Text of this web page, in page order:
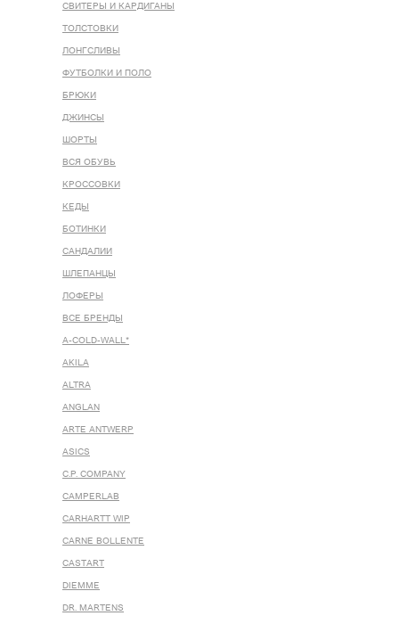
СВИТЕРЫ И КАРДИГАНЫ
ТОЛСТОВКИ
ЛОНГСЛИВЫ
ФУТБОЛКИ И ПОЛО
БРЮКИ
ДЖИНСЫ
ШОРТЫ
ВСЯ ОБУВЬ
КРОССОВКИ
КЕДЫ
БОТИНКИ
САНДАЛИИ
ШЛЕПАНЦЫ
ЛОФЕРЫ
ВСЕ БРЕНДЫ
A-COLD-WALL*
AKILA
ALTRA
ANGLAN
ARTE ANTWERP
ASICS
C.P. COMPANY
CAMPERLAB
CARHARTT WIP
CARNE BOLLENTE
CASTART
DIEMME
DR. MARTENS